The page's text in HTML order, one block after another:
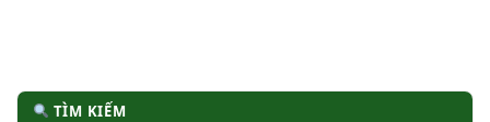
TÌM KIẾM